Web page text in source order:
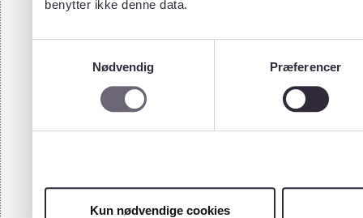
benytter ikke denne data.
Nødvendig
Præferencer
Kun nødvendige cookies